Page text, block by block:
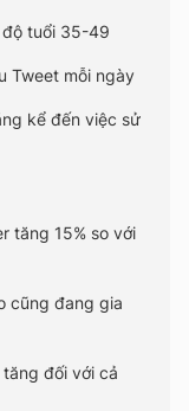
tuổi 35-49
Tweet mỗi ngày
kể đến việc sử
tăng 15% so với
cũng đang gia
đối với cả